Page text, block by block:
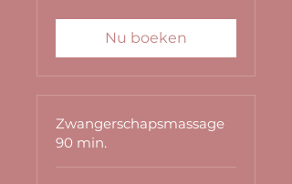
Nu boeken
Zwangerschapsmassage
90 min.